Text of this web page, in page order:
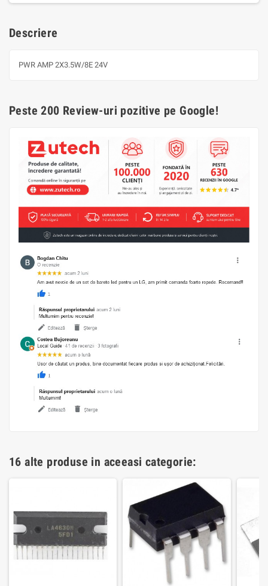
Descriere
PWR AMP 2X3.5W/8E 24V
Peste 200 Review-uri pozitive pe Google!
16 alte produse in aceeasi categorie: